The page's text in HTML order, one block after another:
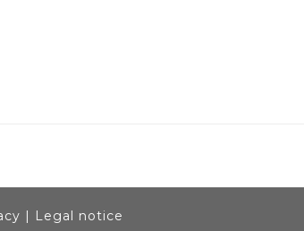
| Legal notice